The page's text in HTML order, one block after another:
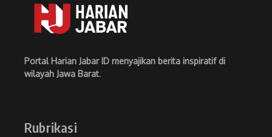
Portal Harian Jabar ID menyajikan berita inspiratif di
wilayah Jawa Barat.
Rubrikasi